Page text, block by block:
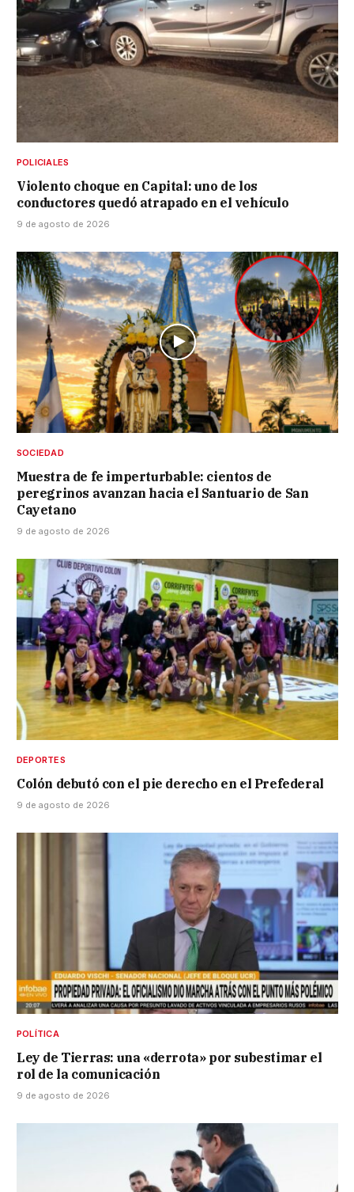
POLICIALES
Violento choque en Capital: uno de los
conductores quedó atrapado en el vehículo
9 de agosto de 2026
SOCIEDAD
Muestra de fe imperturbable: cientos de
peregrinos avanzan hacia el Santuario de San
Cayetano
9 de agosto de 2026
DEPORTES
Colón debutó con el pie derecho en el Prefederal
9 de agosto de 2026
POLÍTICA
Ley de Tierras: una «derrota» por subestimar el
rol de la comunicación
9 de agosto de 2026